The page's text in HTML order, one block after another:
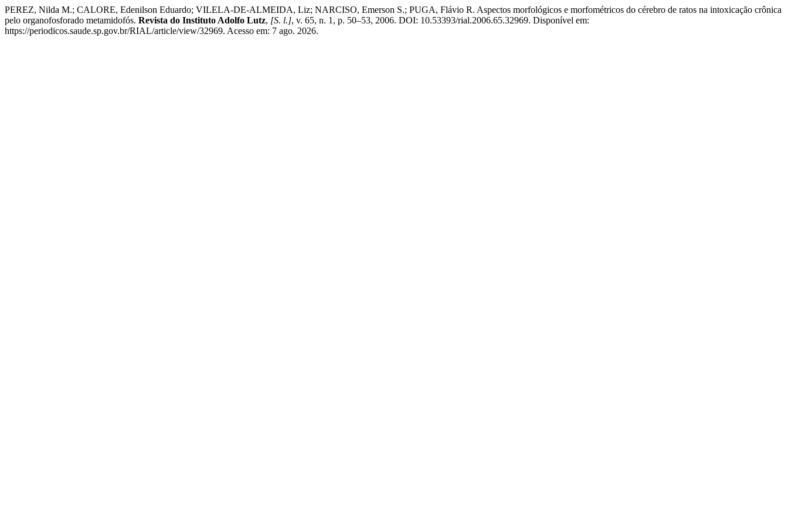
PEREZ, Nilda M.; CALORE, Edenilson Eduardo; VILELA-DE-ALMEIDA, Liz; NARCISO, Emerson S.; PUGA, Flávio R. Aspectos morfológicos e morfométricos do cérebro de ratos na intoxicação crônica
pelo organofosforado metamidofós. Revista do Instituto Adolfo Lutz, [S. l.], v. 65, n. 1, p. 50–53, 2006. DOI: 10.53393/rial.2006.65.32969. Disponível em:
https://periodicos.saude.sp.gov.br/RIAL/article/view/32969. Acesso em: 7 ago. 2026.